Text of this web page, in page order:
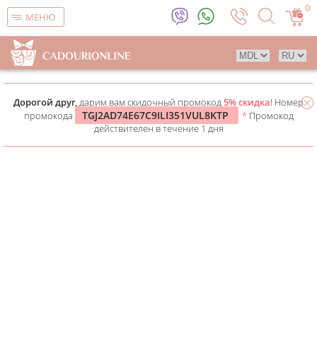
МЕНЮ
0
Дорогой друг,дарим вам скидочный промокод5% скидка! Номер
промокода
TGJ2AD74E67C9ILI351VUL8KTP * Промокод
действителен в течение 1 дня